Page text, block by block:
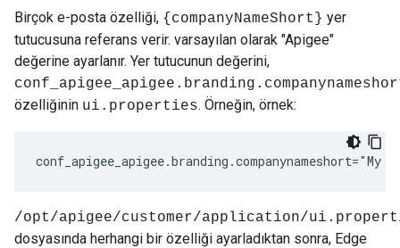
Birçok e-posta özelliği, {companyNameShort} yer
tutucusuna referans verir. varsayılan olarak "Apigee"
değerine ayarlanır. Yer tutucunun değerini,
özelliğinin ui.properties. Örneğin, örnek:
conf_apigee_apigee.branding.companynameshort="My
/opt/apigee/customer/application/
dosyasında herhangi bir özelliği ayarladıktan sonra, Edge